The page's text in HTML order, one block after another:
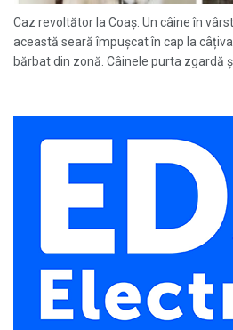
Caz revoltător la Coaș. Un câine în
această seară împușcat în cap la
bărbat din zonă. Câinele purta zgardă